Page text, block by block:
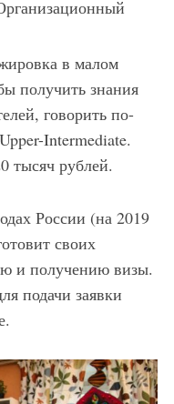
в малом
получить знания
говорить по-
Intermediate.
тысяч рублей.
России (на 2019
своих
и получению визы.
подачи заявки